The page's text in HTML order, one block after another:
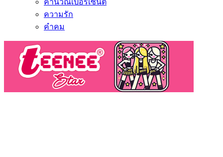
คำนวณเปอร์เซ็นต์
ความรัก
คำคม